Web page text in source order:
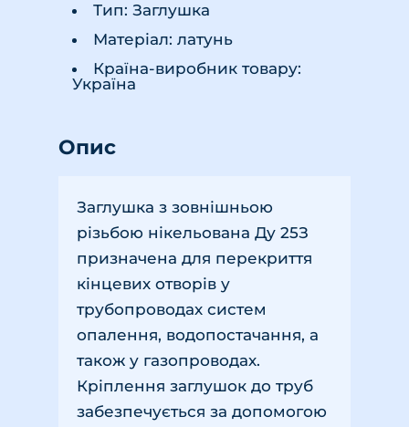
Тип: Заглушка
Матеріал: латунь
Країна-виробник товару:
Україна
Опис
Заглушка з зовнішньою
різьбою нікельована Ду 25З
призначена для перекриття
кінцевих отворів у
трубопроводах систем
опалення, водопостачання, а
також у газопроводах.
Кріплення заглушок до труб
забезпечується за допомогою